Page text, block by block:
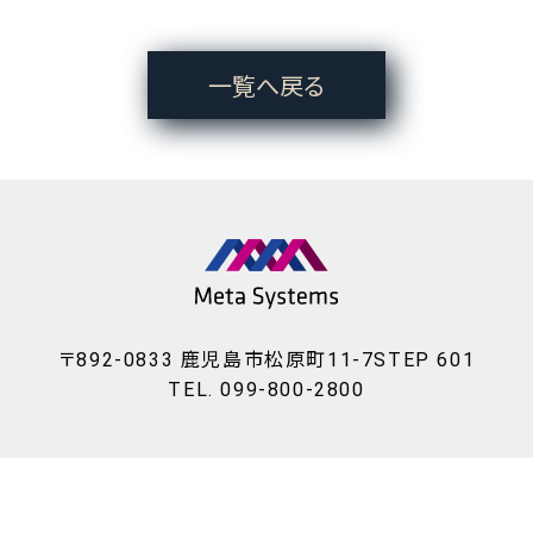
一覧へ戻る
〒892-0833 鹿児島市松原町11-7STEP 601
TEL. 099-800-2800